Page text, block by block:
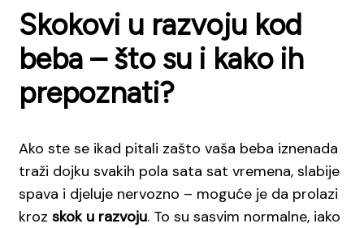
Skokovi u razvoju kod
beba – što su i kako ih
prepoznati?
Ako ste se ikad pitali zašto vaša beba iznenada
traži dojku svakih pola sata sat vremena, slabije
spava i djeluje nervozno – moguće je da prolazi
kroz skok u razvoju. To su sasvim normalne, iako